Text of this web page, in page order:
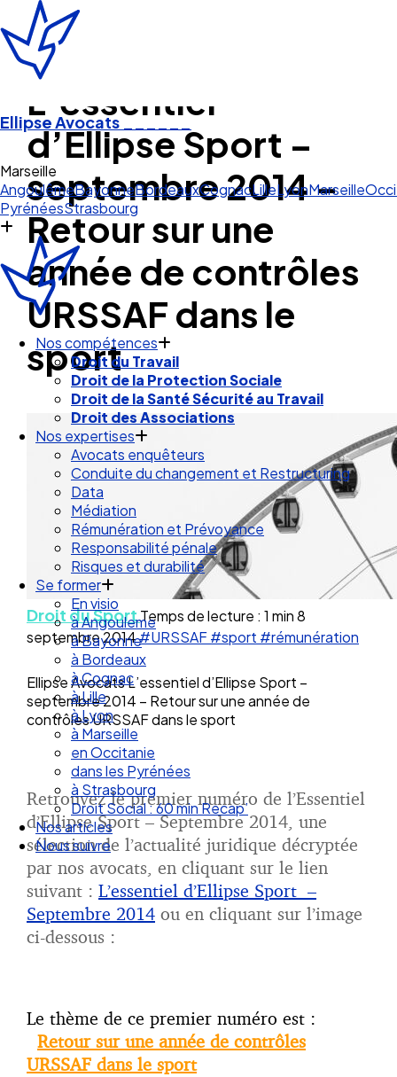
Ellipse Avocats ______
Angoulême Bordeaux Cognac LilleLyon
PyrénéesStrasbourg
Nos compétences
Droit du Travail
Droit de la Protection Sociale
Droit de la Santé Sécurité au Travail
Droit des Associations
Nos expertises
Avocats enquêteurs
Conduite du changement et Restructuring
Data
Médiation
Rémunération et Prévoyance
Responsabilité pénale
Risques et durabilité
Se former
En visio
à Angouleme
à Bayonne
à Bordeaux
à Cognac
à Lille
à Lyon
à Marseille
en Occitanie
dans les Pyrénées
à Strasbourg
Droit Social : 60 min Recap’
Nos articles
Nous suivre
L’essentiel
d’Ellipse Sport –
septembre 2014 –
Retour sur une
année de contrôles
URSSAF dans le
sport
Droit du SportTemps de lecture : 1 min8
septembre 2014#URSSAF#sport #rémunération
Ellipse Avocats L’essentiel d’Ellipse Sport –
septembre 2014 – Retour sur une année de
contrôles URSSAF dans le sport
Retrouvez le premier numéro de l’Essentiel
d’Ellipse Sport – Septembre 2014, une
sélection de l’actualité juridique décryptée
par nos avocats, en cliquant sur le lien
suivant : L’essentiel d’Ellipse Sport –
Septembre 2014 ou en cliquant sur l’image
ci-dessous :
Le thème de ce premier numéro est :
Retour sur une année de contrôles
URSSAF dans le sport